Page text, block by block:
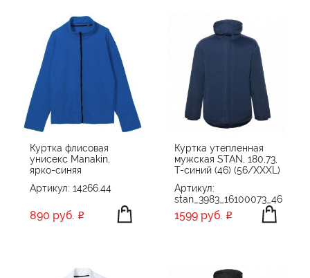
Куртка флисовая
унисекс Manakin,
ярко-синяя
Артикул: 14266.44
890 руб.
Куртка утепленная
мужская STAN, 180,73,
Т-синий (46) (56/XXXL)
Артикул:
stan_3983_16100073_46
1599 руб.